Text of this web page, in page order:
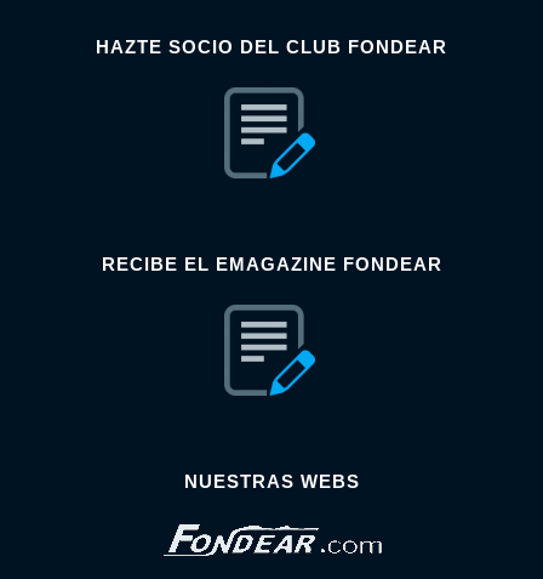
HAZTE SOCIO DEL CLUB FONDEAR
RECIBE EL EMAGAZINE FONDEAR
NUESTRAS WEBS